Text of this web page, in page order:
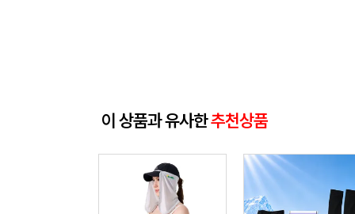
이 상품과 유사한추천상품